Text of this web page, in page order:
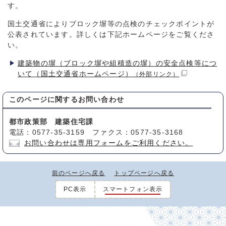
す。
国土交通省によりブロック塀等の点検のチェックポイントが
公表されています。詳しくは下記ホームページをご覧くださ
い。
建築物の塀（ブロック塀や組積造の塀）の安全点検等につ
いて（国土交通省ホームページ）
（外部リンク）
このページに関する お問い合わせ
都市政策部 建築住宅課
電話：0577-35-3159 ファクス：0577-35-3168
お問い合わせは専用フォームをご利用ください。
前のページへ戻る トップページへ戻る
PC表示 スマートフォン表示